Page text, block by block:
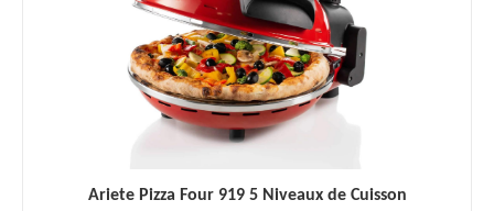
Ariete Pizza Four 919 5 Niveaux de Cuisson